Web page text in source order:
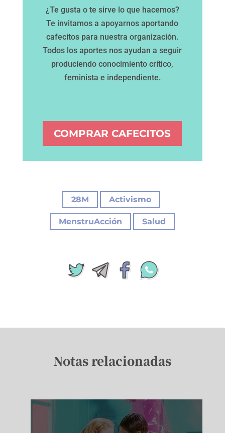
¿Te gusta o te sirve lo que hacemos?
Te invitamos a apoyarnos aportando
cafecitos para nuestra organización.
Todos los aportes nos ayudan a seguir
produciendo conocimiento crítico,
feminista e independiente.
COMPRAR CAFECITOS
28M Activismo
MenstruAcción Salud
Notas relacionadas